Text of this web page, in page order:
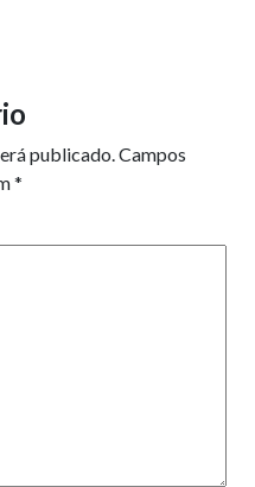
publicado.Campos
*